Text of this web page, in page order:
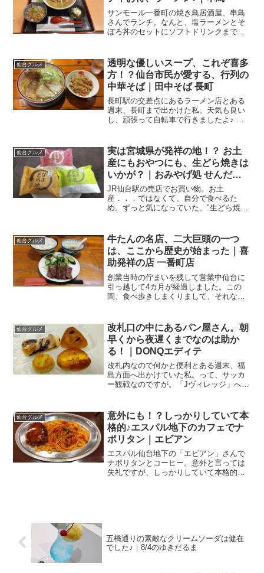
サンモール一番町の焼き鳥居酒屋、串鳥
さんでランチ。なんと、塩ラーメンとそ
ぼろ丼のセットにソフトドリンクまでつ
日、午前中のお仕事が押してしまいまし
て、一段落着いたの...
仙台グルメ
透明な優しいスープ、これぞ喜多
方！？仙台市民が愛する、行列の
中華そば｜田中そば 長町
長町駅の交差点にあるラーメン店とある
週末、長町まで出かけた私。天気も良い
し、頑張って自転車で行きましたよ♪ 秋
ェックして、ここに行こうと決めていた
のです。中華そば専門 ...
仙台グルメ
実は宮城県が発祥の地！？ お土
産にもおやつにも、生どら焼きは
いかが？｜おみやげ処 せんだい9
号店
JR仙台駅の売店でお買い物。お土
産．．．ではなくて、自分で食べるた
め。ずっと気になっていた、"生どら焼
ールデンウイークも今日で終わり．．．
杜の都、仙台に無事に戻って来...
仙台グルメ
牛たんの名店、二大巨頭の一つ
は、ここから歴史が始まった｜喜
助発祥の店 一番町店
創業当時の佇まいを残して営業中仙台に
引っ越して4カ月が経過しました。この
間、食べ歩きしまくりまして、それなり
そんなに食べてないんですよね。仙台と
言えば、お魚・ホヤなどの...
仙台グルメ
改札口の中にあるパン屋さん。朝
早くから夜遅くまでなのは助か
る！｜DONQエディテ
改札内なので何かと便利とある週末、福
島方面へ出かけていた私。って、サッカ
ー観戦なのですが。「Jヴィレッジ」へ行
にいるタイミングで、いわきFCのホーム
ゲームがあり、対戦相...
仙台グルメ
意外にも！？しっかりしていて本
格的♪エスパル地下のカフェでナ
ポリタン｜エビアン
エスパル仙台地下の「エビアン」さんで
ナポリタンとコーヒー。意外と言っては
失礼ですが、しっかりしていて本格的で
五橋通りの素敵なクリームソーダは健在
でした♪｜8/4のゆきだるま